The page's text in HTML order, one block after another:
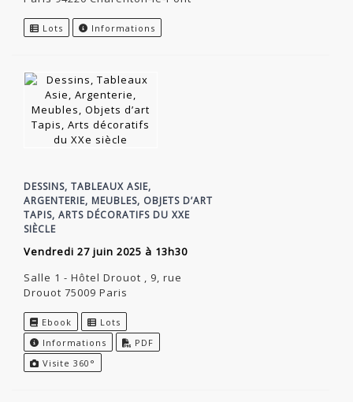
Lots Informations
DESSINS, TABLEAUX ASIE,
ARGENTERIE, MEUBLES, OBJETS D’ART
TAPIS, ARTS DÉCORATIFS DU XXE
SIÈCLE
vendredi 27 juin 2025 à 13h30
Salle 1 - Hôtel Drouot , 9, rue
Drouot 75009 Paris
Ebook
Lots
Informations
PDF
Visite 360°